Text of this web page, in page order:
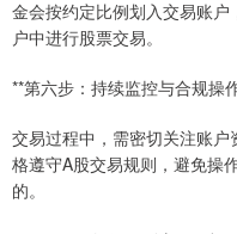
金会按约定比例划入交易账
户中进行股票交易。
**第六步：持续监控与合规操
交易过程中，需密切关注账
格遵守A股交易规则，避免操
的。